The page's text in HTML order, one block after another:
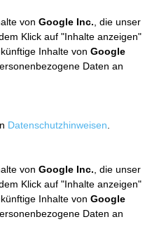
von Google Inc. , die unser
Klick auf "Inhalte anzeigen"
Inhalte von Google
Daten an
Datenschutzhinweisen
von Google Inc. , die unser
Klick auf "Inhalte anzeigen"
Inhalte von Google
Daten an